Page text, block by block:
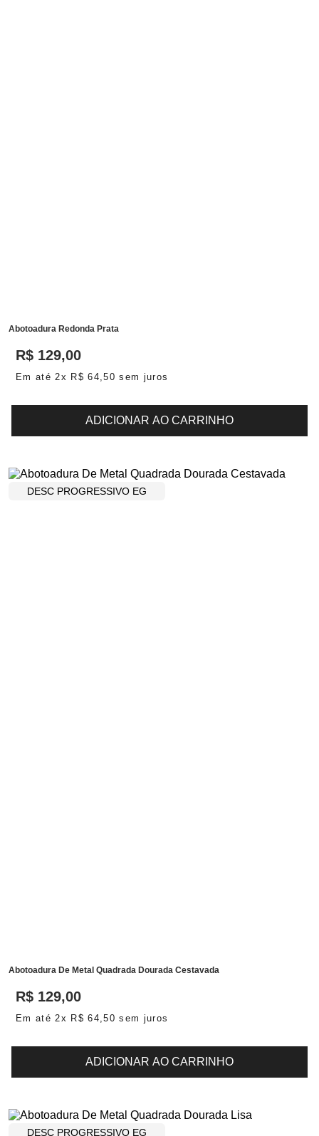
Abotoadura Redonda Prata
R$ 129,00
Em até2x R$ 64,50 sem juros
ADICIONAR AO CARRINHO
DESC PROGRESSIVO EG
Abotoadura De Metal Quadrada Dourada Cestavada
R$ 129,00
Em até2x R$ 64,50 sem juros
ADICIONAR AO CARRINHO
DESC PROGRESSIVO EG